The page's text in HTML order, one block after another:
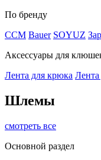
По бренду
CCM Bauer SOYUZ
Аксессуары для
Лента для крюка Лента
Шлемы
смотреть все
Основной раздел